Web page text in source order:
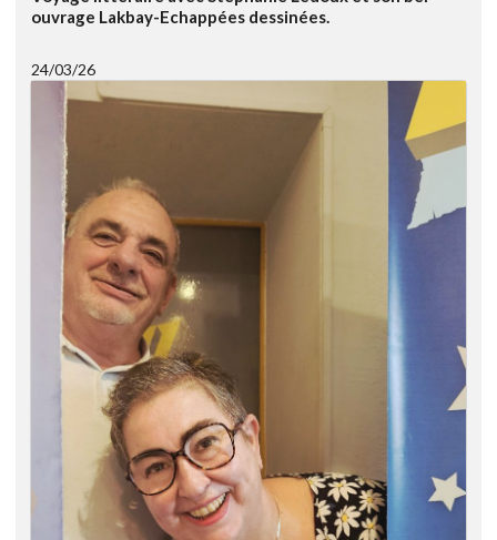
ouvrage Lakbay-Echappées dessinées.
24/03/26